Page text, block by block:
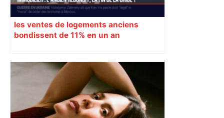
les ventes de logements anciens
bondissent de 11% en un an